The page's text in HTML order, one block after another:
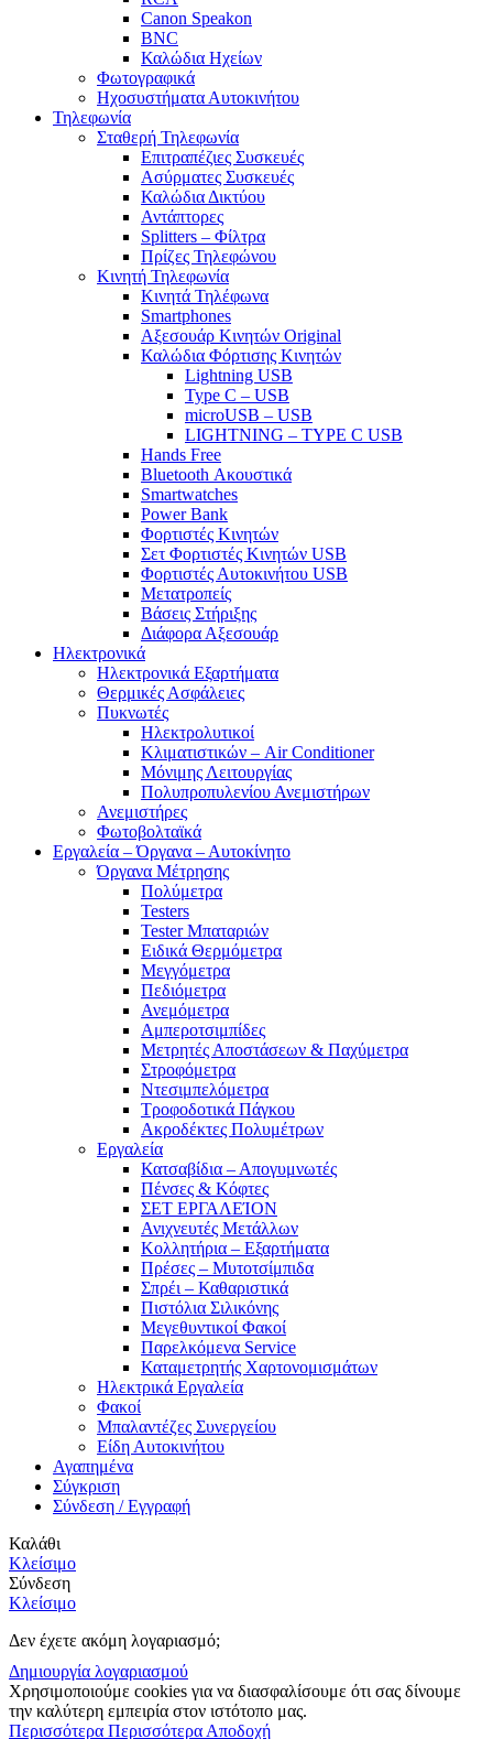
Canon Speakon
BNC
Καλώδια Ηχείων
Φωτογραφικά
Ηχοσυστήματα Αυτοκινήτου
Τηλεφωνία
Σταθερή Τηλεφωνία
Επιτραπέζιες Συσκευές
Ασύρματες Συσκευές
Καλώδια Δικτύου
Αντάπτορες
Splitters – Φίλτρα
Πρίζες Τηλεφώνου
Κινητή Τηλεφωνία
Κινητά Τηλέφωνα
Smartphones
Αξεσουάρ Κινητών Original
Καλώδια Φόρτισης Κινητών
Lightning USB
Type C – USB
microUSB – USB
LIGHTNING – TYPE C USB
Hands Free
Bluetooth Ακουστικά
Smartwatches
Power Bank
Φορτιστές Κινητών
Σετ Φορτιστές Κινητών USB
Φορτιστές Αυτοκινήτου USB
Μετατροπείς
Βάσεις Στήριξης
Διάφορα Αξεσουάρ
Ηλεκτρονικά
Ηλεκτρονικά Εξαρτήματα
Θερμικές Ασφάλειες
Πυκνωτές
Ηλεκτρολυτικοί
Κλιματιστικών – Air Conditioner
Μόνιμης Λειτουργίας
Πολυπροπυλενίου Ανεμιστήρων
Ανεμιστήρες
Φωτοβολταϊκά
Εργαλεία – Όργανα – Αυτοκίνητο
Όργανα Μέτρησης
Πολύμετρα
Testers
Tester Μπαταριών
Ειδικά Θερμόμετρα
Μεγγόμετρα
Πεδιόμετρα
Ανεμόμετρα
Αμπεροτσιμπίδες
Μετρητές Αποστάσεων & Παχύμετρα
Στροφόμετρα
Ντεσιμπελόμετρα
Τροφοδοτικά Πάγκου
Ακροδέκτες Πολυμέτρων
Εργαλεία
Κατσαβίδια – Απογυμνωτές
Πένσες & Κόφτες
ΣΕΤ ΕΡΓΑΛΕΊΟΝ
Ανιχνευτές Μετάλλων
Κολλητήρια – Εξαρτήματα
Πρέσες – Μυτοτσίμπιδα
Σπρέι – Καθαριστικά
Πιστόλια Σιλικόνης
Μεγεθυντικοί Φακοί
Παρελκόμενα Service
Καταμετρητής Χαρτονομισμάτων
Ηλεκτρικά Εργαλεία
Φακοί
Μπαλαντέζες Συνεργείου
Είδη Αυτοκινήτου
Αγαπημένα
Σύγκριση
Σύνδεση / Εγγραφή
Καλάθι
Κλείσιμο
Σύνδεση
Κλείσιμο
Δεν έχετε ακόμη λογαριασμό;
Δημιουργία λογαριασμού
Χρησιμοποιούμε cookies για να διασφαλίσουμε ότι σας δίνουμε
την καλύτερη εμπειρία στον ιστότοπο μας.
Περισσότερα ΠερισσότεραΑποδοχή